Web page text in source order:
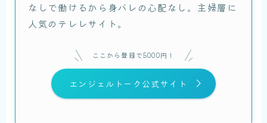
なしで働けるから身バレの心配なし。主婦層に
人気のテレレサイト。
ここから登録で5000円！
エンジェルトーク公式サイト